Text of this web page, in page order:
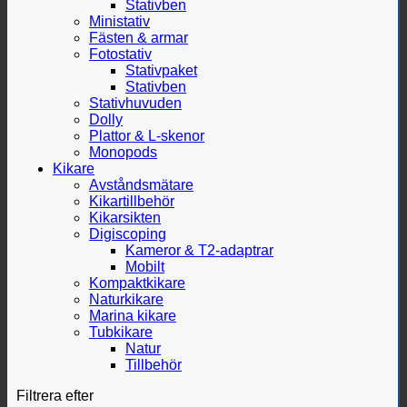
Stativben
Ministativ
Fästen & armar
Fotostativ
Stativpaket
Stativben
Stativhuvuden
Dolly
Plattor & L-skenor
Monopods
Kikare
Avståndsmätare
Kikartillbehör
Kikarsikten
Digiscoping
Kameror & T2-adaptrar
Mobilt
Kompaktkikare
Naturkikare
Marina kikare
Tubkikare
Natur
Tillbehör
Filtrera efter